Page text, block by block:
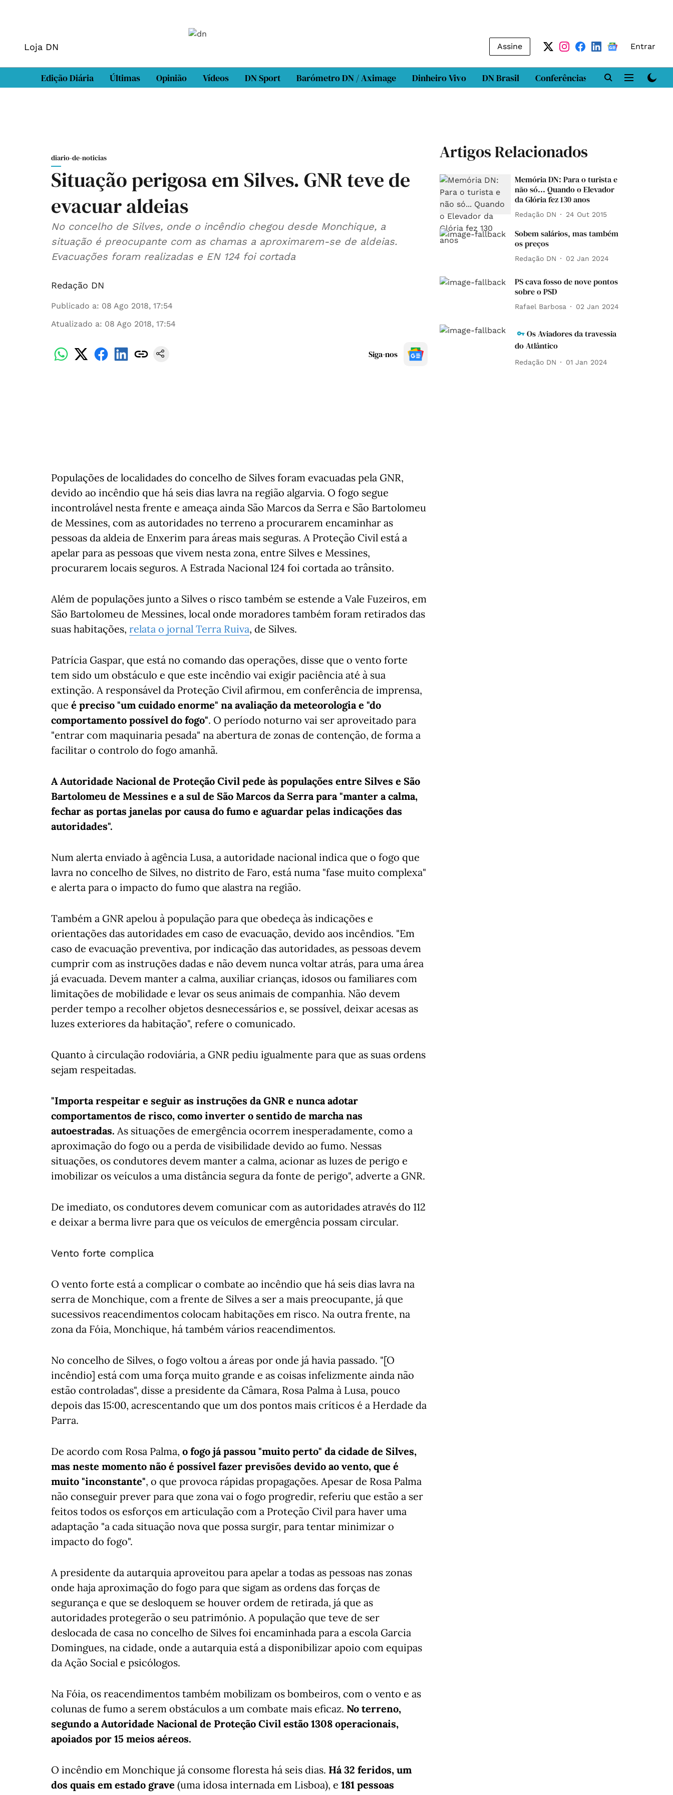
Loja DN Assine Entrar
Edição Diária Últimas Opinião Vídeos DN Sport Barómetro DN / Aximage Dinheiro Vivo DN Brasil Conferências DN LAB
diario-de-noticias
Situação perigosa em Silves. GNR teve de
evacuar aldeias
No concelho de Silves, onde o incêndio chegou desde Monchique, a
situação é preocupante com as chamas a aproximarem-se de aldeias.
Evacuações foram realizadas e EN 124 foi cortada
Redação DN
Publicado a: 08 Ago 2018, 17:54
Atualizado a: 08 Ago 2018, 17:54
Siga-nos
Populações de localidades do concelho de Silves foram evacuadas pela GNR,
devido ao incêndio que há seis dias lavra na região algarvia. O fogo segue
incontrolável nesta frente e ameaça ainda São Marcos da Serra e São Bartolomeu
de Messines, com as autoridades no terreno a procurarem encaminhar as
pessoas da aldeia de Enxerim para áreas mais seguras. A Proteção Civil está a
apelar para as pessoas que vivem nesta zona, entre Silves e Messines,
procurarem locais seguros. A Estrada Nacional 124 foi cortada ao trânsito.
Além de populações junto a Silves o risco também se estende a Vale Fuzeiros, em
São Bartolomeu de Messines, local onde moradores também foram retirados das
suas habitações, relata o jornal Terra Ruiva, de Silves.
Patrícia Gaspar, que está no comando das operações, disse que o vento forte
tem sido um obstáculo e que este incêndio vai exigir paciência até à sua
extinção. A responsável da Proteção Civil afirmou, em conferência de imprensa,
que é preciso "um cuidado enorme" na avaliação da meteorologia e "do
comportamento possível do fogo". O período noturno vai ser aproveitado para
"entrar com maquinaria pesada" na abertura de zonas de contenção, de forma a
facilitar o controlo do fogo amanhã.
A Autoridade Nacional de Proteção Civil pede às populações entre Silves e São
Bartolomeu de Messines e a sul de São Marcos da Serra para "manter a calma,
fechar as portas janelas por causa do fumo e aguardar pelas indicações das
autoridades".
Num alerta enviado à agência Lusa, a autoridade nacional indica que o fogo que
lavra no concelho de Silves, no distrito de Faro, está numa "fase muito complexa"
e alerta para o impacto do fumo que alastra na região.
Também a GNR apelou à população para que obedeça às indicações e
orientações das autoridades em caso de evacuação, devido aos incêndios. "Em
caso de evacuação preventiva, por indicação das autoridades, as pessoas devem
cumprir com as instruções dadas e não devem nunca voltar atrás, para uma área
já evacuada. Devem manter a calma, auxiliar crianças, idosos ou familiares com
limitações de mobilidade e levar os seus animais de companhia. Não devem
perder tempo a recolher objetos desnecessários e, se possível, deixar acesas as
luzes exteriores da habitação", refere o comunicado.
Quanto à circulação rodoviária, a GNR pediu igualmente para que as suas ordens
sejam respeitadas.
"Importa respeitar e seguir as instruções da GNR e nunca adotar
comportamentos de risco, como inverter o sentido de marcha nas
autoestradas. As situações de emergência ocorrem inesperadamente, como a
aproximação do fogo ou a perda de visibilidade devido ao fumo. Nessas
situações, os condutores devem manter a calma, acionar as luzes de perigo e
imobilizar os veículos a uma distância segura da fonte de perigo", adverte a GNR.
De imediato, os condutores devem comunicar com as autoridades através do 112
e deixar a berma livre para que os veículos de emergência possam circular.
Vento forte complica
O vento forte está a complicar o combate ao incêndio que há seis dias lavra na
serra de Monchique, com a frente de Silves a ser a mais preocupante, já que
sucessivos reacendimentos colocam habitações em risco. Na outra frente, na
zona da Fóia, Monchique, há também vários reacendimentos.
No concelho de Silves, o fogo voltou a áreas por onde já havia passado. "[O
incêndio] está com uma força muito grande e as coisas infelizmente ainda não
estão controladas", disse a presidente da Câmara, Rosa Palma à Lusa, pouco
depois das 15:00, acrescentando que um dos pontos mais críticos é a Herdade da
Parra.
De acordo com Rosa Palma, o fogo já passou "muito perto" da cidade de Silves,
mas neste momento não é possível fazer previsões devido ao vento, que é
muito "inconstante", o que provoca rápidas propagações. Apesar de Rosa Palma
não conseguir prever para que zona vai o fogo progredir, referiu que estão a ser
feitos todos os esforços em articulação com a Proteção Civil para haver uma
adaptação "a cada situação nova que possa surgir, para tentar minimizar o
impacto do fogo".
A presidente da autarquia aproveitou para apelar a todas as pessoas nas zonas
onde haja aproximação do fogo para que sigam as ordens das forças de
segurança e que se desloquem se houver ordem de retirada, já que as
autoridades protegerão o seu património. A população que teve de ser
deslocada de casa no concelho de Silves foi encaminhada para a escola Garcia
Domingues, na cidade, onde a autarquia está a disponibilizar apoio com equipas
da Ação Social e psicólogos.
Na Fóia, os reacendimentos também mobilizam os bombeiros, com o vento e as
colunas de fumo a serem obstáculos a um combate mais eficaz. No terreno,
segundo a Autoridade Nacional de Proteção Civil estão 1308 operacionais,
apoiados por 15 meios aéreos.
O incêndio em Monchique já consome floresta há seis dias. Há 32 feridos, um
dos quais em estado grave (uma idosa internada em Lisboa), e 181 pessoas
Artigos Relacionados
Memória DN: Para o turista e
não só... Quando o Elevador
da Glória fez 130 anos
Redação DN 24 Out 2015
Sobem salários, mas também
os preços
Redação DN 02 Jan 2024
PS cava fosso de nove pontos
sobre o PSD
Rafael Barbosa 02 Jan 2024
Os Aviadores da travessia
do Atlântico
Redação DN 01 Jan 2024